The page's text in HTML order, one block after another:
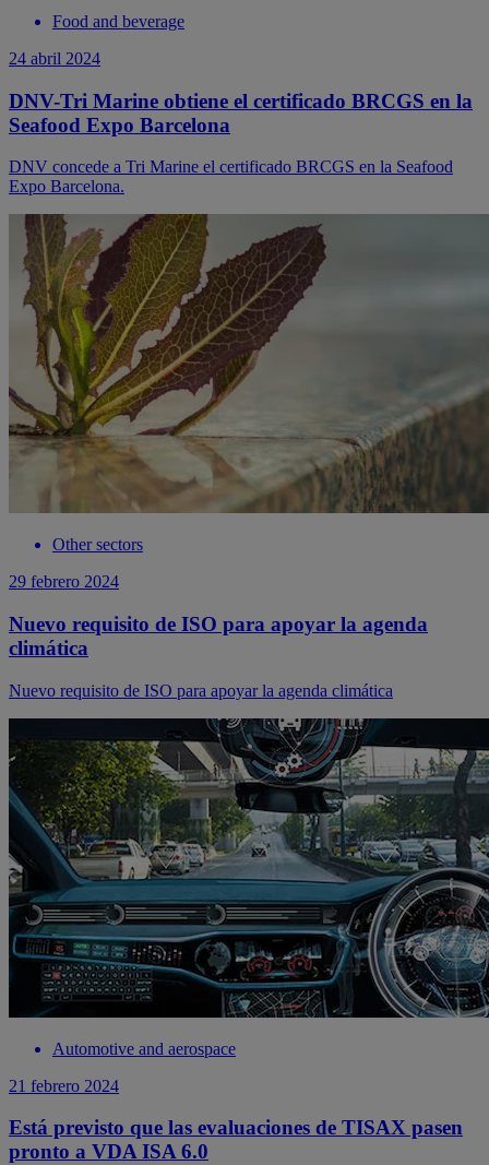
Food and beverage
24 abril 2024
DNV-Tri Marine obtiene el certificado BRCGS en la
Seafood Expo Barcelona
DNV concede a Tri Marine el certificado BRCGS en la Seafood
Expo Barcelona.
Other sectors
29 febrero 2024
Nuevo requisito de ISO para apoyar la agenda
climática
Nuevo requisito de ISO para apoyar la agenda climática
Automotive and aerospace
21 febrero 2024
Está previsto que las evaluaciones de TISAX pasen
pronto a VDA ISA 6.0